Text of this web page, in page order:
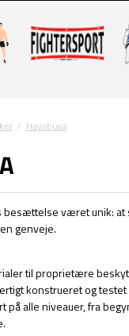
/ Hayabusa
besættelse været unik: at
genveje.
til proprietære
konstrueret og
på alle niveauer, fra